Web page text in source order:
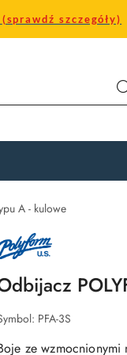
(sprawdź szczegóły)
A - kulowe
LOGO
POLYFORM
PFA-3S
ze